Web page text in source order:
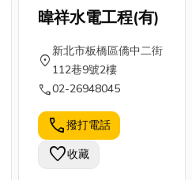
暐祥水電工程(有)
location_on
新北市板橋區僑中二街
112巷9號2樓
call02-26948045
call撥打電話
favorite收藏